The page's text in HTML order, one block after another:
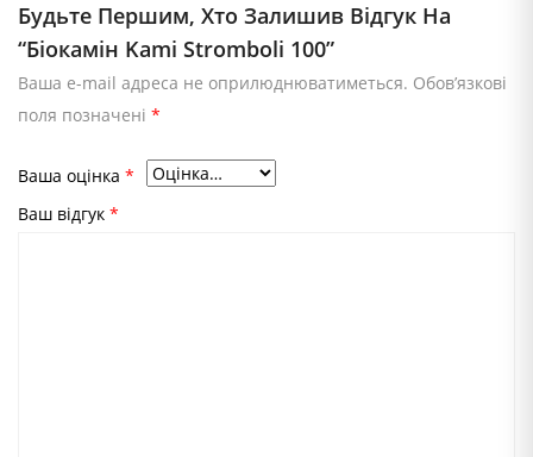
Будьте Першим, Хто Залишив Відгук На
“Біокамін Kami Stromboli 100”
Ваша e-mail адреса не оприлюднюватиметься. Обов’язкові
поля позначені *
Ваша оцінка *
Ваш відгук *